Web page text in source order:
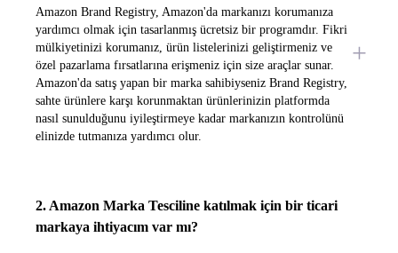
Amazon Brand Registry, Amazon'da markanızı korumanıza
yardımcı olmak için tasarlanmış ücretsiz bir programdır. Fikri
mülkiyetinizi korumanız, ürün listelerinizi geliştirmeniz ve
özel pazarlama fırsatlarına erişmeniz için size araçlar sunar.
Amazon'da satış yapan bir marka sahibiyseniz Brand Registry,
sahte ürünlere karşı korunmaktan ürünlerinizin platformda
nasıl sunulduğunu iyileştirmeye kadar markanızın kontrolünü
elinizde tutmanıza yardımcı olur.
2. Amazon Marka Tesciline katılmak için bir ticari
markaya ihtiyacım var mı?